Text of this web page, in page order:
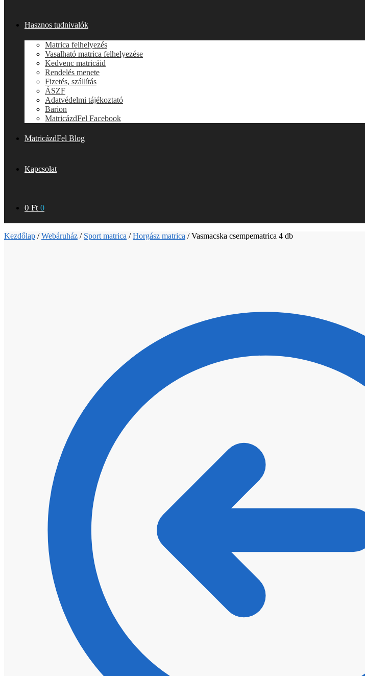
Hasznos tudnivalók
Matrica felhelyezés
Vasalható matrica felhelyezése
Kedvenc matricáid
Rendelés menete
Fizetés, szállítás
ÁSZF
Adatvédelmi tájékoztató
Barion
MatricázdFel Facebook
MatricázdFel Blog
Kapcsolat
0 Ft 0
Kezdőlap /Webáruház / Sport matrica /Horgász matrica /Vasmacska csempematrica 4 db